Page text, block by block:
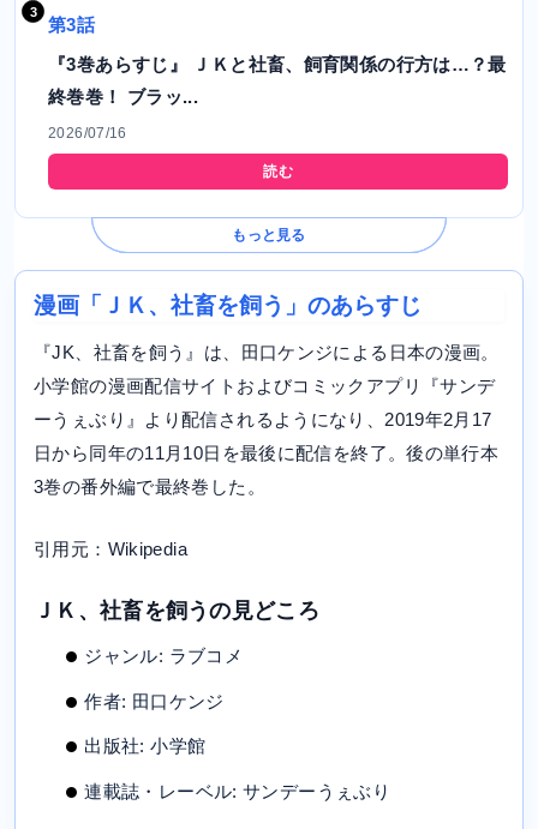
第3話
『3巻あらすじ』 ＪＫと社畜、飼育関係の行方は…？最
終巻巻！ ブラッ...
2026/07/16
読む
もっと見る
漫画「ＪＫ、社畜を飼う」のあらすじ
『JK、社畜を飼う』は、田口ケンジによる日本の漫画。
小学館の漫画配信サイトおよびコミックアプリ『サンデ
ーうぇぶり』より配信されるようになり、2019年2月17
日から同年の11月10日を最後に配信を終了。後の単行本
3巻の番外編で最終巻した。
引用元：Wikipedia
ＪＫ、社畜を飼うの見どころ
ジャンル: ラブコメ
作者: 田口ケンジ
出版社: 小学館
連載誌・レーベル: サンデーうぇぶり